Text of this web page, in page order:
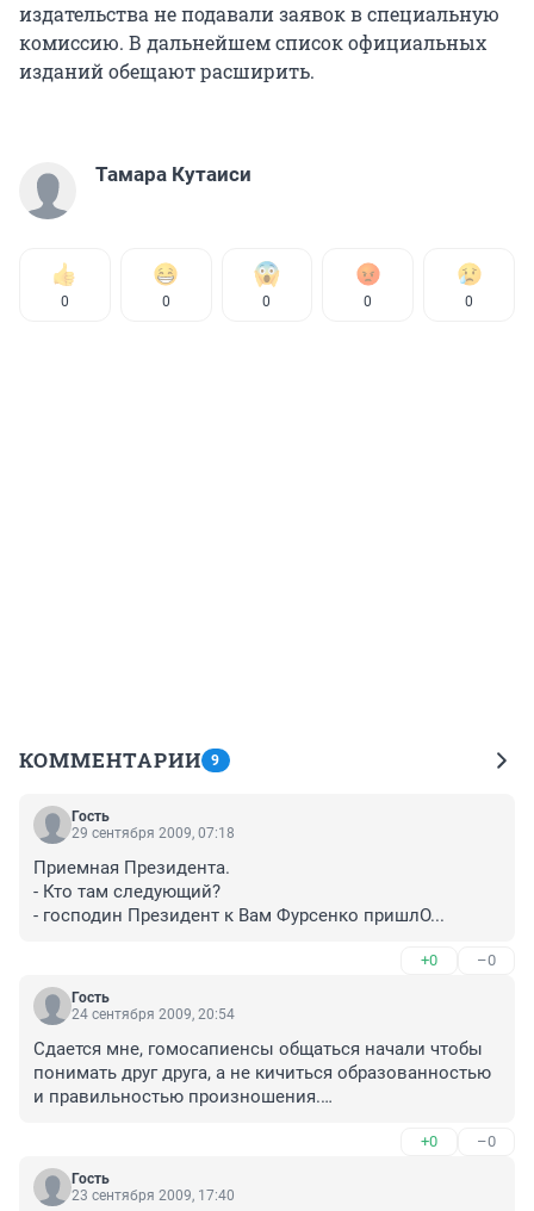
издательства не подавали заявок в специальную
комиссию. В дальнейшем список официальных
изданий обещают расширить.
Тамара Кутаиси
0 0 0 0 0
КОММЕНТАРИИ 9
Гость
29 сентября 2009, 07:18
Приемная Президента.
- Кто там следующий?
- господин Президент к Вам Фурсенко пришлО...
+0 –0
Гость
24 сентября 2009, 20:54
Сдается мне, гомосапиенсы общаться начали чтобы
понимать друг друга, а не кичиться образованностью
и правильностью произношения.
смеси 2-х и более языков, и пофиг им на фурсенку и
на вас всех и на правильность,они друг друга
понимают и им этого достаточно
+0 –0
Гость
23 сентября 2009, 17:40